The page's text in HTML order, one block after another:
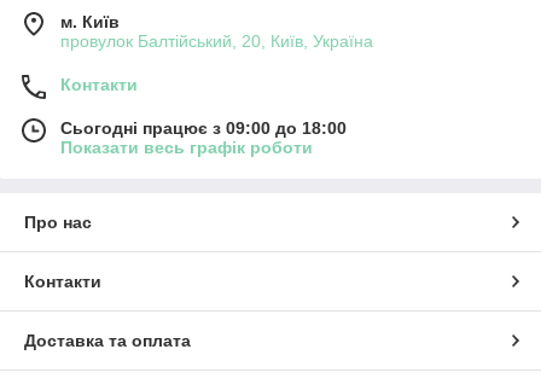
м. Київ
провулок Балтійський, 20, Київ, Україна
Контакти
Сьогодні працює з 09:00 до 18:00
Показати весь графік роботи
Про нас
Контакти
Доставка та оплата